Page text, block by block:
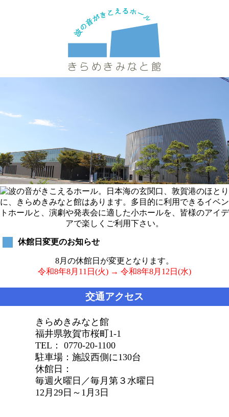
休館日変更のお知らせ
8月の休館日が変更となります。
令和8年8月11日(火) → 令和8年8月12日(水)
交通アクセス
きらめきみなと館
福井県敦賀市桜町1-1
TEL： 0770-20-1100
駐車場：施設西側に130台
休館日：
毎週火曜日／毎月第３水曜日
12月29日～1月3日